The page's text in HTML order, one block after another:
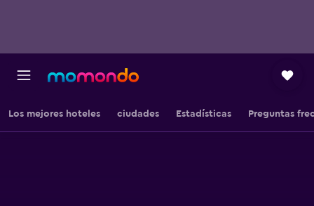
Los mejores hoteles ciudades Estadísticas Preguntas